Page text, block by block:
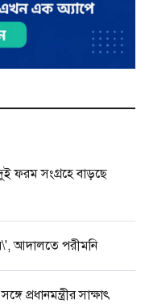
ফরম সংগ্রহে বাড়ছে
আদালতে পরীমনি
প্রধানমন্ত্রীর সাক্ষাৎ